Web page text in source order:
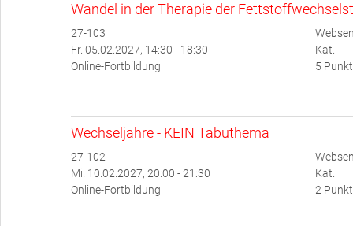
Wandel in der Therapie der
27-103
Fr. 05.02.2027, 14:30 - 18:30
Online-Fortbildung
Kat.
5
Wechseljahre - KEIN Tabuthema
27-102
Mi. 10.02.2027, 20:00 - 21:30
Online-Fortbildung
Kat.
2